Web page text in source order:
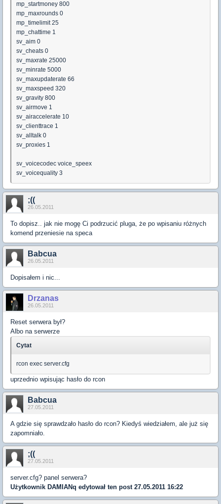
mp_startmoney 800
mp_maxrounds 0
mp_timelimit 25
mp_chattime 1
sv_aim 0
sv_cheats 0
sv_maxrate 25000
sv_minrate 5000
sv_maxupdaterate 66
sv_maxspeed 320
sv_gravity 800
sv_airmove 1
sv_airaccelerate 10
sv_clienttrace 1
sv_alltalk 0
sv_proxies 1
sv_voicecodec voice_speex
sv_voicequality 3
;((
26.05.2011
To dopisz.. jak nie mogę Ci podrzucić pluga, że po wpisaniu różnych
komend przeniesie na speca
Babcua
26.05.2011
Dopisałem i nic...
Drzanas
26.05.2011
Reset serwera był?
Albo na serwerze
Cytat
rcon exec server.cfg
uprzednio wpisując hasło do rcon
Babcua
27.05.2011
A gdzie się sprawdzało hasło do rcon? Kiedyś wiedziałem, ale już się
zapomniało.
;((
27.05.2011
server.cfg? panel serwera?
Użytkownik DAMIANq edytował ten post 27.05.2011 16:22